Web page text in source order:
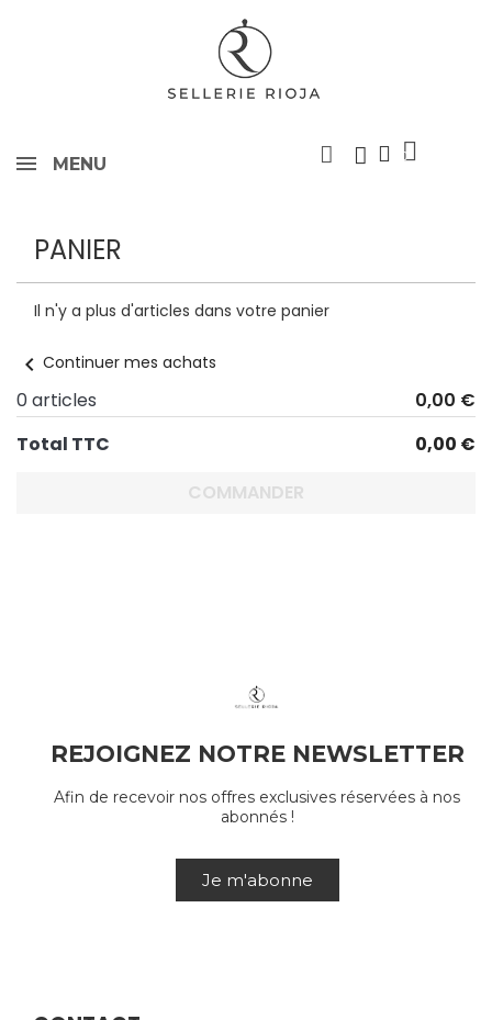
MENU
PANIER
Il n'y a plus d'articles dans votre panier
chevron_left Continuer mes achats
0 articles
0,00 €
Total TTC
0,00 €
COMMANDER
REJOIGNEZ NOTRE NEWSLETTER
Afin de recevoir nos offres exclusives réservées à nos
abonnés !
Je m'abonne